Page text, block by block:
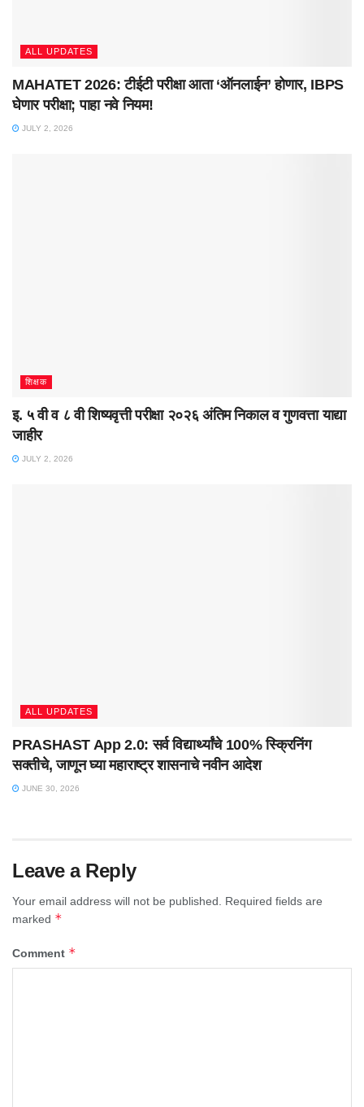
ALL UPDATES
MAHATET 2026: टीईटी परीक्षा आता ‘ऑनलाईन’ होणार, IBPS
घेणार परीक्षा; पाहा नवे नियम!
JULY 2, 2026
शिक्षक
इ. ५ वी व ८ वी शिष्यवृत्ती परीक्षा २०२६ अंतिम निकाल व गुणवत्ता याद्या
जाहीर
JULY 2, 2026
ALL UPDATES
PRASHAST App 2.0: सर्व विद्यार्थ्यांचे 100% स्क्रिनिंग
सक्तीचे, जाणून घ्या महाराष्ट्र शासनाचे नवीन आदेश
JUNE 30, 2026
Leave a Reply
Your email address will not be published. Required fields are
marked *
Comment *